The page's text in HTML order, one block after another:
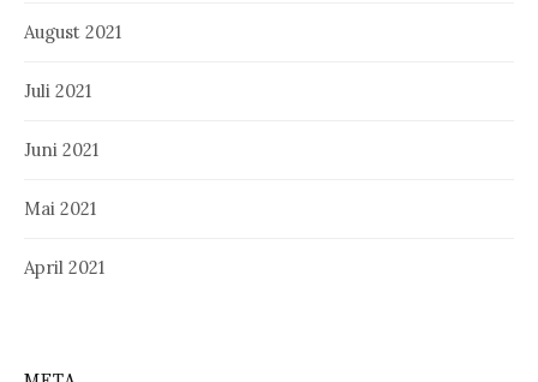
August 2021
Juli 2021
Juni 2021
Mai 2021
April 2021